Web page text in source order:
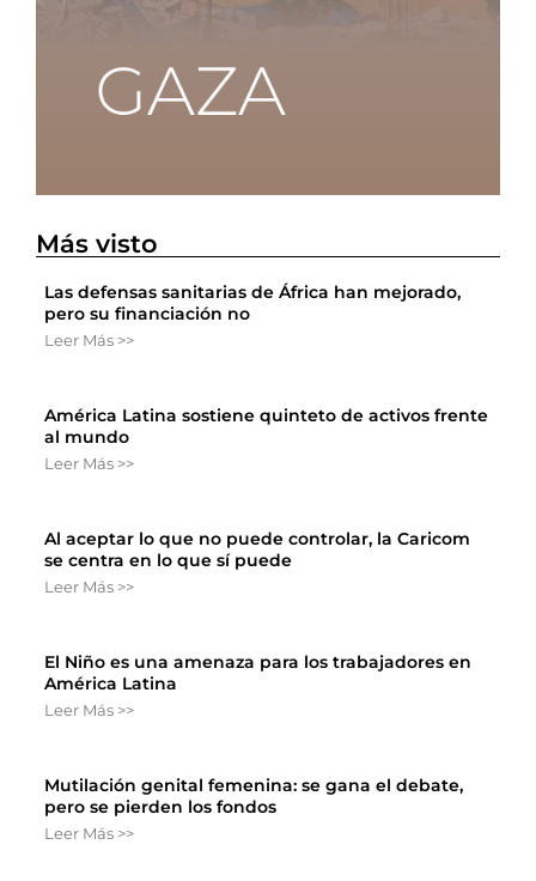
Más visto
Las defensas sanitarias de África han mejorado,
pero su financiación no
Leer Más >>
América Latina sostiene quinteto de activos frente
al mundo
Leer Más >>
Al aceptar lo que no puede controlar, la Caricom
se centra en lo que sí puede
Leer Más >>
El Niño es una amenaza para los trabajadores en
América Latina
Leer Más >>
Mutilación genital femenina: se gana el debate,
pero se pierden los fondos
Leer Más >>